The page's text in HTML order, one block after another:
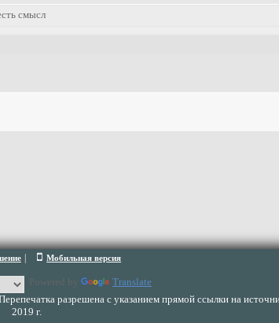
смысл
Мобильная версия
Powered by
Translate
разрешена с указанием прямой ссылки на
2019 г.